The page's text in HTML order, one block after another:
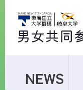
NEWS